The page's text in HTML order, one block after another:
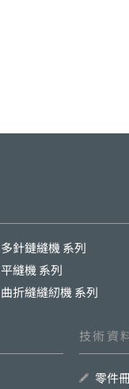
多針鏈縫機 系列
平縫機 系列
曲折縫縫紉機 系列
技術資
零件